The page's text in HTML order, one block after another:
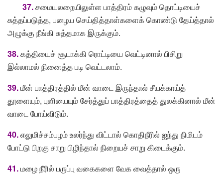
37.சமையலறையிலுள்ள பாத்திரம் கழுவும் தொட்டியைச்
சுத்தப்படுத்த, பழைய செய்தித்தாள்களைக் கொண்டு தேய்த்தால்
அழுக்கு நீங்கி சுத்தமாக இருக்கும்.
38.கத்தியைச் சூடாக்கி ரொட்டியை வெட்டினால் பிசிறு
இல்லாமல் நினைத்த படி வெட்டலாம்.
39.மீன் பாத்திரத்தில் மீன் வாடை இருந்தால் சீயக்காய்த்
தூளையும், புளியையும் சேர்த்துப் பாத்திரத்தைத் துலக்கினால் மீன்
வாடை போய்விடும்.
40.எலுமிச்சம்பழம் உலர்ந்து விட்டால் கொதிநீரில் ஐந்து நிமிடம்
போட்டு பிறகு சாறு பிழிந்தால் நிறையச் சாறு கிடைக்கும்.
41.மழை நீரில் பருப்பு வகைகளை வேக வைத்தால் ஒரு